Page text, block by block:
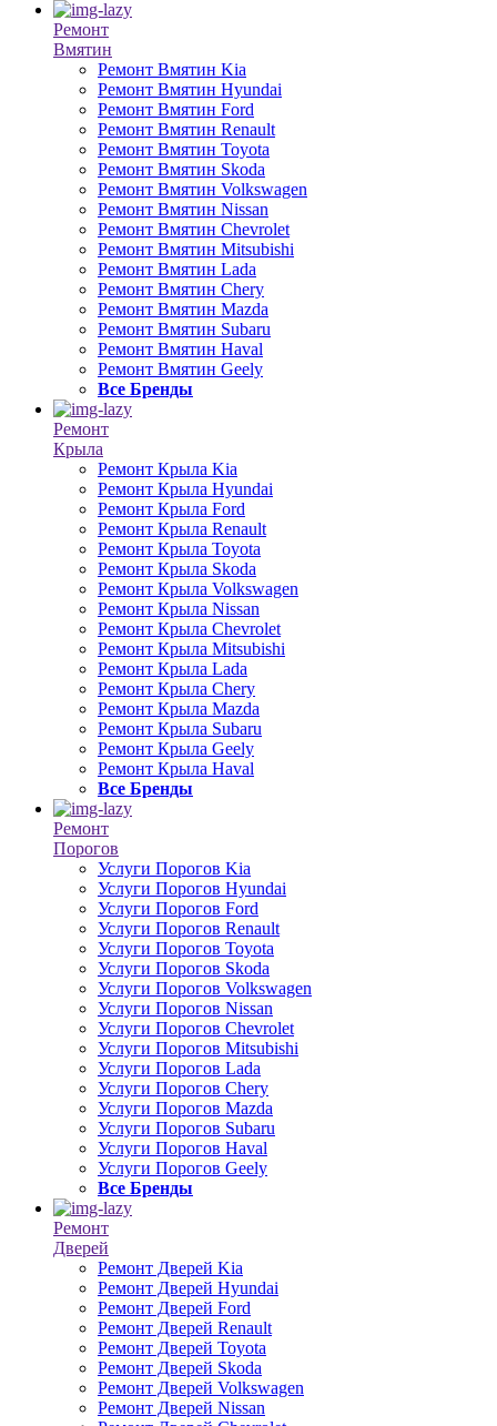
Ремонт
Вмятин
Ремонт Вмятин Kia
Ремонт Вмятин Hyundai
Ремонт Вмятин Ford
Ремонт Вмятин Renault
Ремонт Вмятин Toyota
Ремонт Вмятин Skoda
Ремонт Вмятин Volkswagen
Ремонт Вмятин Nissan
Ремонт Вмятин Chevrolet
Ремонт Вмятин Mitsubishi
Ремонт Вмятин Lada
Ремонт Вмятин Chery
Ремонт Вмятин Mazda
Ремонт Вмятин Subaru
Ремонт Вмятин Haval
Ремонт Вмятин Geely
Все Бренды
Ремонт
Крыла
Ремонт Крыла Kia
Ремонт Крыла Hyundai
Ремонт Крыла Ford
Ремонт Крыла Renault
Ремонт Крыла Toyota
Ремонт Крыла Skoda
Ремонт Крыла Volkswagen
Ремонт Крыла Nissan
Ремонт Крыла Chevrolet
Ремонт Крыла Mitsubishi
Ремонт Крыла Lada
Ремонт Крыла Chery
Ремонт Крыла Mazda
Ремонт Крыла Subaru
Ремонт Крыла Geely
Ремонт Крыла Haval
Все Бренды
Ремонт
Порогов
Услуги Порогов Kia
Услуги Порогов Hyundai
Услуги Порогов Ford
Услуги Порогов Renault
Услуги Порогов Toyota
Услуги Порогов Skoda
Услуги Порогов Volkswagen
Услуги Порогов Nissan
Услуги Порогов Chevrolet
Услуги Порогов Mitsubishi
Услуги Порогов Lada
Услуги Порогов Chery
Услуги Порогов Mazda
Услуги Порогов Subaru
Услуги Порогов Haval
Услуги Порогов Geely
Все Бренды
Ремонт
Дверей
Ремонт Дверей Kia
Ремонт Дверей Hyundai
Ремонт Дверей Ford
Ремонт Дверей Renault
Ремонт Дверей Toyota
Ремонт Дверей Skoda
Ремонт Дверей Volkswagen
Ремонт Дверей Nissan